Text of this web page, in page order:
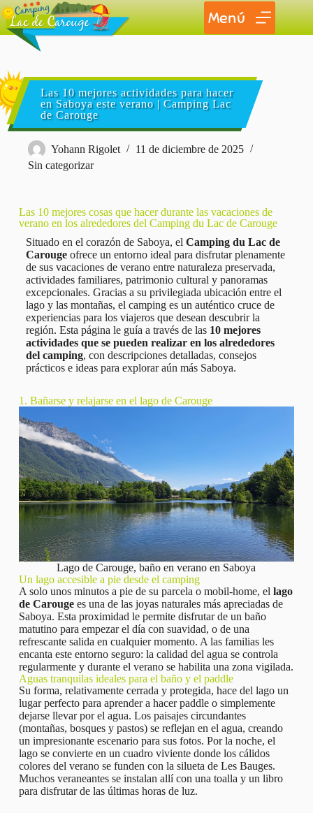
Menú
Las 10 mejores actividades para hacer
en Saboya este verano | Camping Lac
de Carouge
Yohann Rigolet
11 de diciembre de 2025
Sin categorizar
Las 10 mejores cosas que hacer durante las vacaciones de
verano en los alrededores del Camping du Lac de Carouge
Situado en el corazón de Saboya, el Camping du Lac de
Carougeofrece un entorno ideal para disfrutar plenamente
de sus vacaciones de verano entre naturaleza preservada,
actividades familiares, patrimonio cultural y panoramas
excepcionales. Gracias a su privilegiada ubicación entre el
lago y las montañas, el camping es un auténtico cruce de
experiencias para los viajeros que desean descubrir la
región. Esta página le guía a través de las 10 mejores
actividades que se pueden realizar en los alrededores
del camping, con descripciones detalladas, consejos
prácticos e ideas para explorar aún más Saboya.
1. Bañarse y relajarse en el lago de Carouge
Lago de Carouge, baño en verano en Saboya
Un lago accesible a pie desde el camping
A solo unos minutos a pie de su parcela o mobil-home, el lago
de Carougees una de las joyas naturales más apreciadas de
Saboya. Esta proximidad le permite disfrutar de un baño
matutino para empezar el día con suavidad, o de una
refrescante salida en cualquier momento. A las familias les
encanta este entorno seguro: la calidad del agua se controla
regularmente y durante el verano se habilita una zona vigilada.
Aguas tranquilas ideales para el baño y el paddle
Su forma, relativamente cerrada y protegida, hace del lago un
lugar perfecto para aprender a hacer paddle o simplemente
dejarse llevar por el agua. Los paisajes circundantes
(montañas, bosques y pastos) se reflejan en el agua, creando
un impresionante escenario para sus fotos. Por la noche, el
lago se convierte en un cuadro viviente donde los cálidos
colores del verano se funden con la silueta de Les Bauges.
Muchos veraneantes se instalan allí con una toalla y un libro
para disfrutar de las últimas horas de luz.